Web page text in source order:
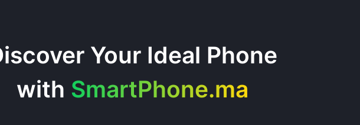
Your Ideal Phone
with SmartPhone.ma